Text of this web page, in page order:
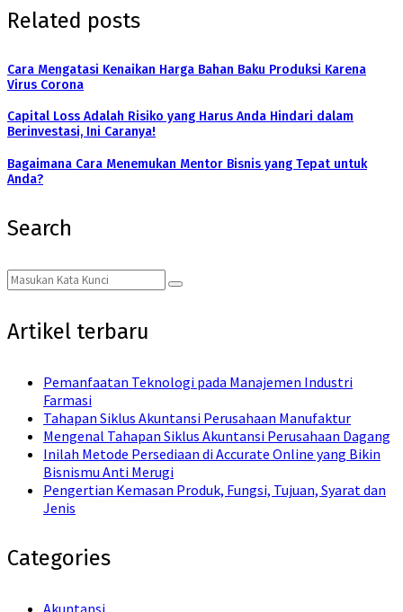
Related posts
Cara Mengatasi Kenaikan Harga Bahan Baku Produksi Karena
Virus Corona
Capital Loss Adalah Risiko yang Harus Anda Hindari dalam
Berinvestasi, Ini Caranya!
Bagaimana Cara Menemukan Mentor Bisnis yang Tepat untuk
Anda?
Search
Search
for:
Search
Artikel terbaru
Pemanfaatan Teknologi pada Manajemen Industri
Farmasi
Tahapan Siklus Akuntansi Perusahaan Manufaktur
Mengenal Tahapan Siklus Akuntansi Perusahaan Dagang
Inilah Metode Persediaan di Accurate Online yang Bikin
Bisnismu Anti Merugi
Pengertian Kemasan Produk, Fungsi, Tujuan, Syarat dan
Jenis
Categories
Akuntansi